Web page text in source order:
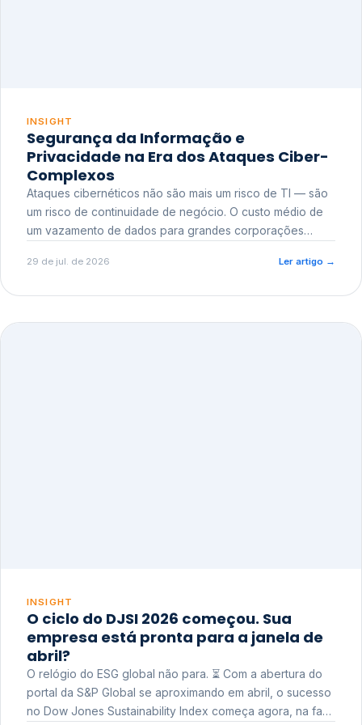
INSIGHT
Segurança da Informação e
Privacidade na Era dos Ataques Ciber-
Complexos
Ataques cibernéticos não são mais um risco de TI — são
um risco de continuidade de negócio. O custo médio de
um vazamento de dados para grandes corporações
reputacional e o risco regulatório junto a órgãos como a
29 de jul. de 2026 Ler artigo →
INSIGHT
O ciclo do DJSI 2026 começou. Sua
empresa está pronta para a janela de
abril?
O relógio do ESG global não para. ⏳ Com a abertura do
portal da S&P Global se aproximando em abril, o sucesso
no Dow Jones Sustainability Index começa agora, na fase